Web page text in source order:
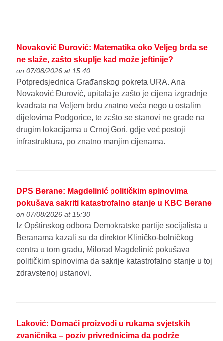
Novaković Đurović: Matematika oko Veljeg brda se
ne slaže, zašto skuplje kad može jeftinije?
on 07/08/2026 at 15:40
Potpredsjednica Građanskog pokreta URA, Ana
Novaković Đurović, upitala je zašto je cijena izgradnje
kvadrata na Veljem brdu znatno veća nego u ostalim
dijelovima Podgorice, te zašto se stanovi ne grade na
drugim lokacijama u Crnoj Gori, gdje već postoji
infrastruktura, po znatno manjim cijenama.
DPS Berane: Magdelinić političkim spinovima
pokušava sakriti katastrofalno stanje u KBC Berane
on 07/08/2026 at 15:30
Iz Opštinskog odbora Demokratske partije socijalista u
Beranama kazali su da direktor Kliničko-bolničkog
centra u tom gradu, Milorad Magdelinić pokušava
političkim spinovima da sakrije katastrofalno stanje u toj
zdravstenoj ustanovi.
Laković: Domaći proizvodi u rukama svjetskih
zvaničnika – poziv privrednicima da podrže